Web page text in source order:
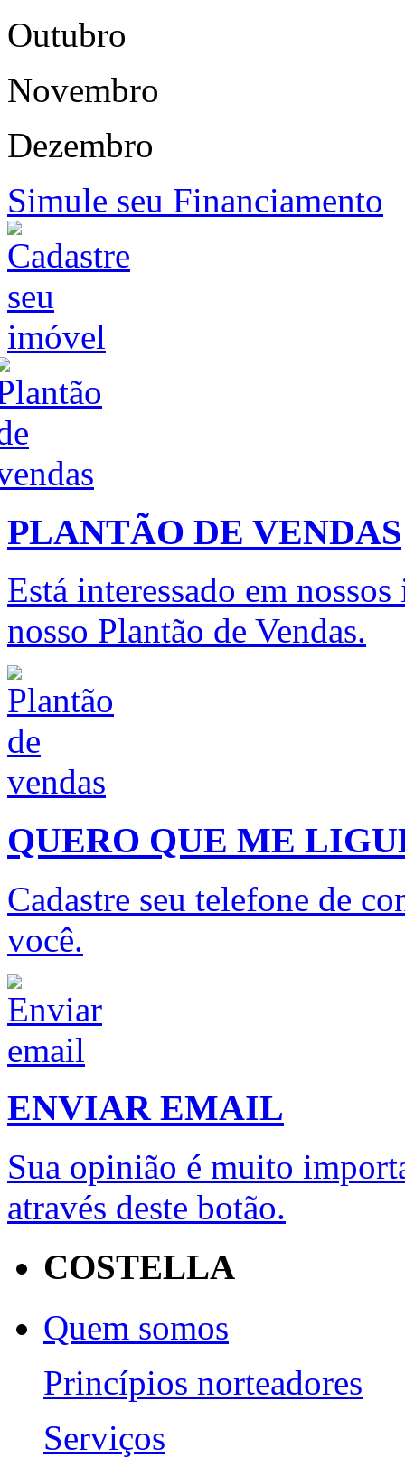
Outubro
Novembro
Dezembro
Simule seu Financiamento
PLANTÃO DE VENDAS
Está interessado em
nosso Plantão de Vendas.
QUERO QUE ME
Cadastre seu telefone de
você.
ENVIAR EMAIL
Sua opinião é muito
através deste botão.
COSTELLA
Quem somos
Princípios norteadores
Serviços